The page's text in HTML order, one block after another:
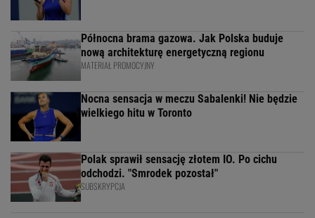
Północna brama gazowa. Jak Polska buduje
nową architekturę energetyczną regionu
MATERIAŁ PROMOCYJNY
Nocna sensacja w meczu Sabalenki! Nie będzie
wielkiego hitu w Toronto
Polak sprawił sensację złotem IO. Po cichu
odchodzi. "Smrodek pozostał"
SUBSKRYPCJA